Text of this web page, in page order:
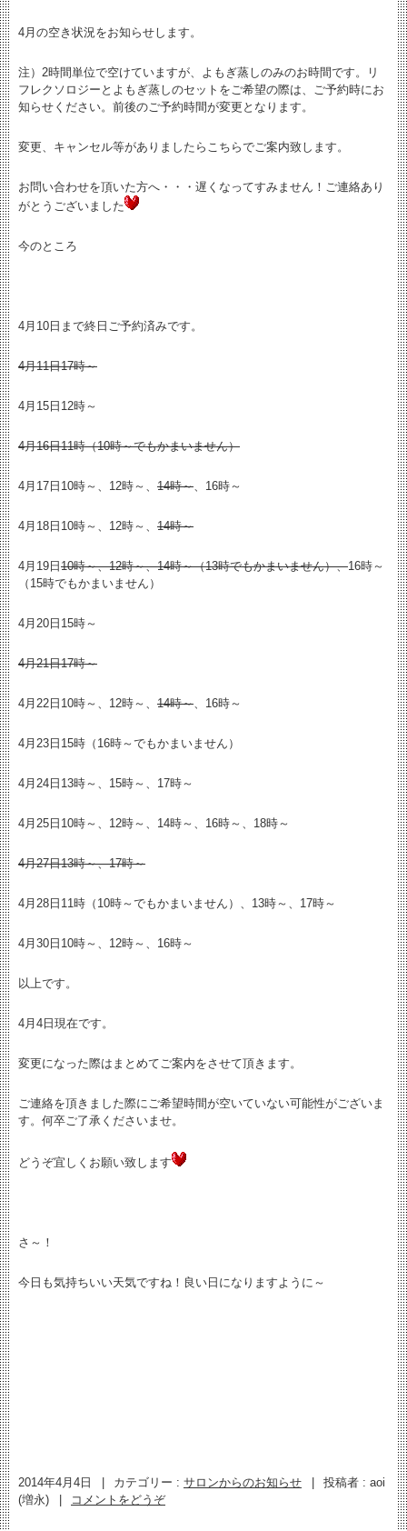
4月の空き状況をお知らせします。
注）2時間単位で空けていますが、よもぎ蒸しのみのお時間です。リ
フレクソロジーとよもぎ蒸しのセットをご希望の際は、ご予約時にお
知らせください。前後のご予約時間が変更となります。
変更、キャンセル等がありましたらこちらでご案内致します。
お問い合わせを頂いた方へ・・・遅くなってすみません！ご連絡あり
がとうございました
今のところ
4月10日まで終日ご予約済みです。
4月11日17時～
4月15日12時～
4月16日11時（10時～でもかまいません）
4月17日10時～、12時～、 14時～、16時～
4月18日10時～、12時～、 14時～
4月19日 10時～、12時～、14時～（13時でもかまいません）、16時～
（15時でもかまいません）
4月20日15時～
4月21日17時～
4月22日10時～、12時～、 14時～、16時～
4月23日15時（16時～でもかまいません）
4月24日13時～、15時～、17時～
4月25日10時～、12時～、14時～、16時～、18時～
4月27日13時～、17時～
4月28日11時（10時～でもかまいません）、13時～、17時～
4月30日10時～、12時～、16時～
以上です。
4月4日現在です。
変更になった際はまとめてご案内をさせて頂きます。
ご連絡を頂きました際にご希望時間が空いていない可能性がございま
す。何卒ご了承くださいませ。
どうぞ宜しくお願い致します
さ～！
今日も気持ちいい天気ですね！良い日になりますように～
2014年4月4日 カテゴリー : サロンからのお知らせ
投稿者 : aoi
(増永)
コメントをどうぞ